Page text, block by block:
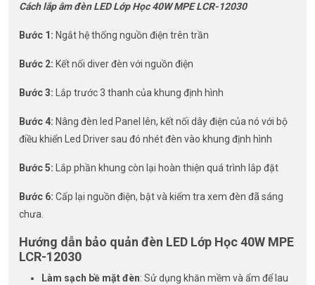
Cách lắp âm đèn LED Lớp Học 40W MPE LCR-12030
Bước 1: Ngắt hệ thống nguồn điện trên trần
Bước 2: Kết nối diver đèn với nguồn điện
Bước 3: Lắp trước 3 thanh của khung định hình
Bước 4: Nâng đèn led Panel lên, kết nối dây điện của nó với bộ
điều khiển Led Driver sau đó nhét đèn vào khung định hình
Bước 5: Lắp phần khung còn lại hoàn thiện quá trình lắp đặt
Bước 6: Cấp lại nguồn điện, bật và kiểm tra xem đèn đã sáng
chưa.
Hướng dẫn bảo quản đèn LED Lớp Học 40W MPE
LCR-12030
Làm sạch bề mặt đèn: Sử dụng khăn mềm và ẩm để lau